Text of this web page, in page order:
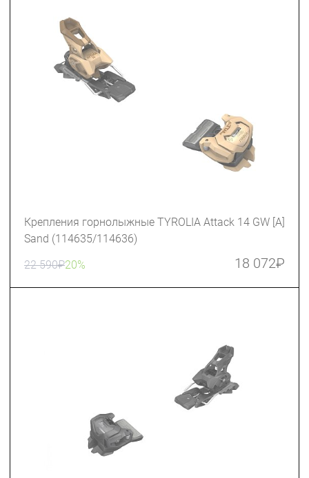
Крепления горнолыжные TYROLIA Attack 14 GW [A]
Sand (114635/114636)
22 590₽20% 18 072₽